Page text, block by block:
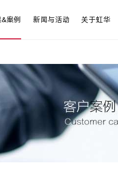
案例 新闻与活动 关于虹华